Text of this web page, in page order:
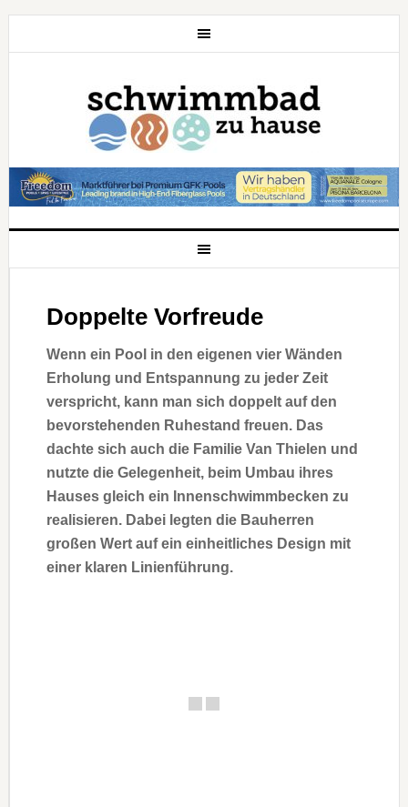
Doppelte Vorfreude
Wenn ein Pool in den eigenen vier Wänden
Erholung und Entspannung zu jeder Zeit
verspricht, kann man sich doppelt auf den
bevorstehenden Ruhestand freuen. Das
dachte sich auch die Familie Van Thielen und
nutzte die Gelegenheit, beim Umbau ihres
Hauses gleich ein Innenschwimmbecken zu
realisieren. Dabei legten die Bauherren
großen Wert auf ein einheitliches Design mit
einer klaren Linienführung.